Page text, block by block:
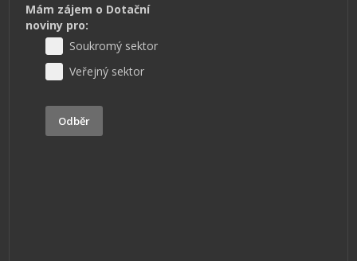
Mám zájem o Dotační
noviny pro:
Soukromý sektor
Veřejný sektor
Odběr